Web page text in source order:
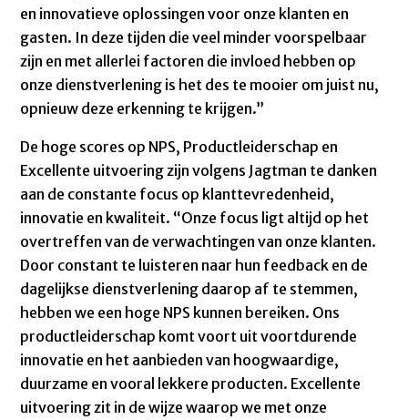
en innovatieve oplossingen voor onze klanten en
gasten. In deze tijden die veel minder voorspelbaar
zijn en met allerlei factoren die invloed hebben op
onze dienstverlening is het des te mooier om juist nu,
opnieuw deze erkenning te krijgen.”
De hoge scores op NPS, Productleiderschap en
Excellente uitvoering zijn volgens Jagtman te danken
aan de constante focus op klanttevredenheid,
innovatie en kwaliteit. “Onze focus ligt altijd op het
overtreffen van de verwachtingen van onze klanten.
Door constant te luisteren naar hun feedback en de
dagelijkse dienstverlening daarop af te stemmen,
hebben we een hoge NPS kunnen bereiken. Ons
productleiderschap komt voort uit voortdurende
innovatie en het aanbieden van hoogwaardige,
duurzame en vooral lekkere producten. Excellente
uitvoering zit in de wijze waarop we met onze